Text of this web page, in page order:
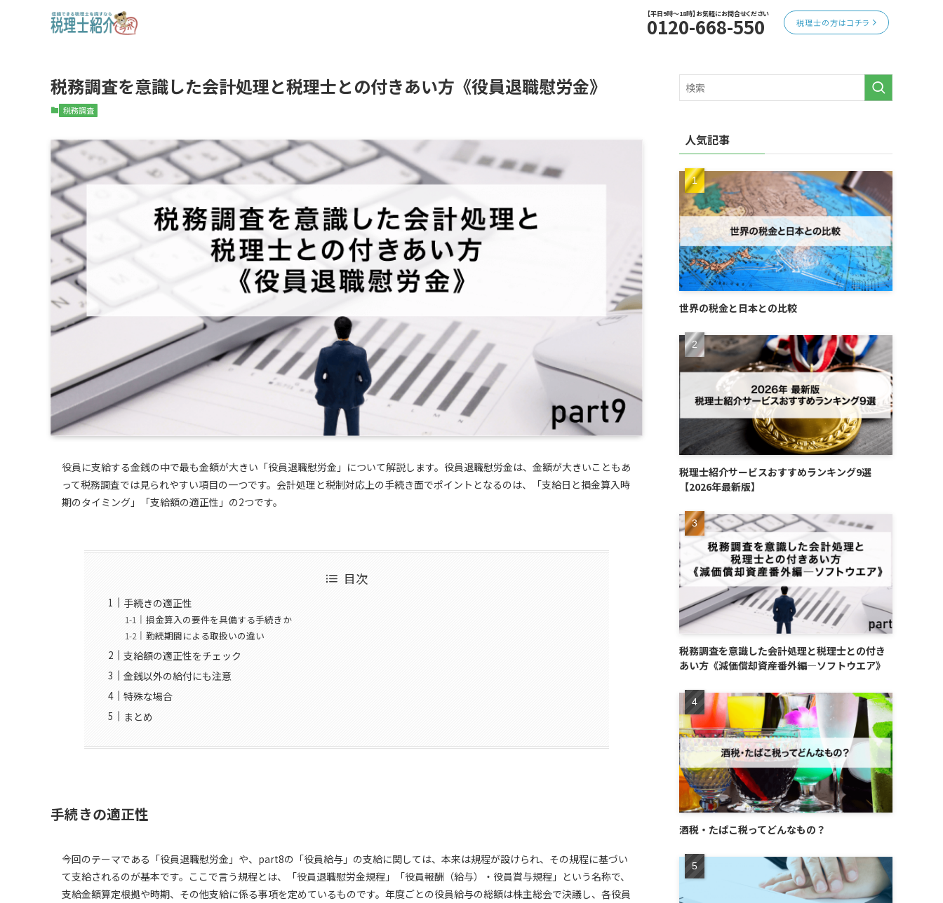
【平日9時～18時】お気軽にお問合せください
0120-668-550 税理士の方はコチラ
税務調査を意識した会計処理と税理士との付きあい方《役員退職慰労金》
税務調査
役員に支給する金銭の中で最も金額が大きい「役員退職慰労金」について解説します。役員退職慰労金は、金額が大きいこともあ
って税務調査では見られやすい項目の一つです。会計処理と税制対応上の手続き面でポイントとなるのは、「支給日と損金算入時
期のタイミング」「支給額の適正性」の2つです。
目次
手続きの適正性
損金算入の要件を具備する手続きか
勤続期間による取扱いの違い
支給額の適正性をチェック
金銭以外の給付にも注意
特殊な場合
まとめ
手続きの適正性
今回のテーマである「役員退職慰労金」や、part8の「役員給与」の支給に関しては、本来は規程が設けられ、その規程に基づい
て支給されるのが基本です。ここで言う規程とは、「役員退職慰労金規程」「役員報酬（給与）・役員賞与規程」という名称で、
支給金額算定根拠や時期、その他支給に係る事項を定めているものです。年度ごとの役員給与の総額は株主総会で決議し、各役員
人気記事
世界の税金と日本との比較
税理士紹介サービスおすすめランキング9選
【2026年最新版】
税務調査を意識した会計処理と税理士との付き
あい方《減価償却資産番外編―ソフトウエア》
酒税・たばこ税ってどんなもの？